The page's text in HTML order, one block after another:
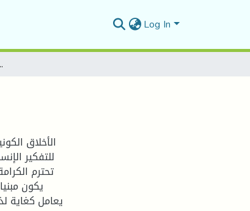
Log In
مبدأ
الأخلاق
للتفكير
تحترم
يكون
يعامل كغاية